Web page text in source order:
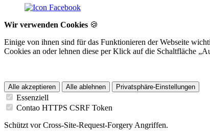
Wir verwenden Cookies 🍪
Einige von ihnen sind für das Funktionieren der Webseite
Cookies an oder lehnen diese per Klick auf die Schaltfläche
Alle akzeptieren Alle ablehnen Privatsphäre-Einstellungen
Essenziell
Contao HTTPS CSRF Token
Schützt vor Cross-Site-Request-Forgery Angriffen.